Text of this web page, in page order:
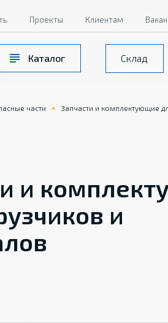
Каталог Склад
Проекты Клиентам
части Запчасти и комплектующие
и
и